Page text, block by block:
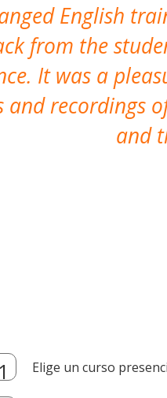
English
from the
It was a
and recordings
and
Elige un curso